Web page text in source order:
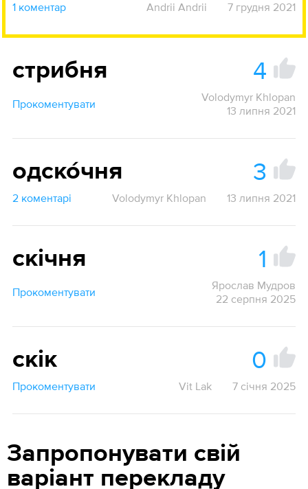
1 коментар
Andrii Andrii 7 грудня 2021
стрибня 4
Прокоментувати
Volodymyr Khlopan
13 липня 2021
одско́чня 3
2 коментарі Volodymyr Khlopan 13 липня 2021
скічня 1
Прокоментувати
Ярослав Мудров
22 серпня 2025
скік 0
Прокоментувати Vit Lak 7 січня 2025
Запропонувати свій
варіант перекладу